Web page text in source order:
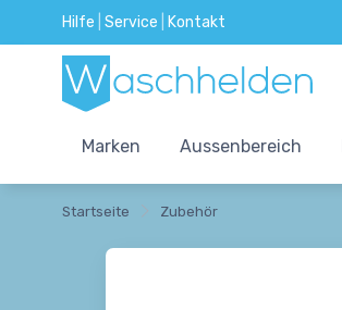
Hilfe Service Kontakt
Marken Aussenbereich
Startseite Zubehör